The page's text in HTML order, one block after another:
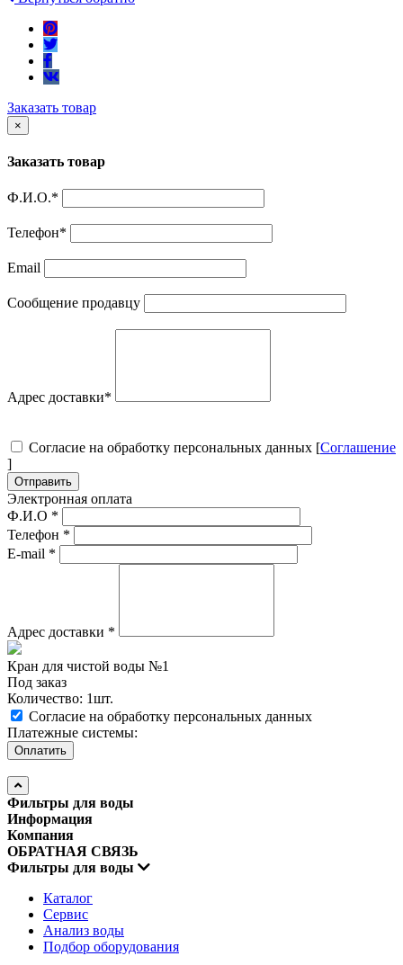
Заказать товар
×
Заказать товар
Ф.И.О.*
Телефон*
Email
Сообщение продавцу
Адрес доставки*
Согласие на обработку персональных данных [Соглашение
]
Отправить
Электронная оплата
Ф.И.О *
Телефон *
E-mail *
Адрес доставки *
Кран для чистой воды №1
Под заказ
Количество: 1шт.
Согласие на обработку персональных данных
Платежные системы:
Фильтры для воды
Информация
Компания
ОБРАТНАЯ СВЯЗЬ
Фильтры для воды
Каталог
Сервис
Анализ воды
Подбор оборудования